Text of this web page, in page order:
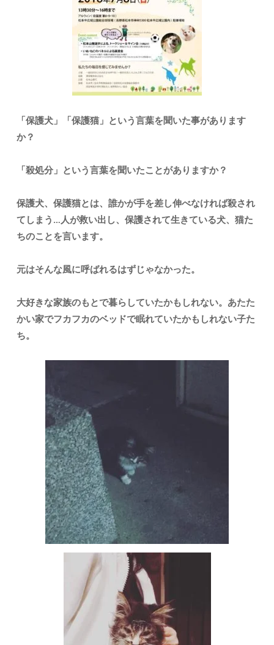
「保護犬」「保護猫」という言葉を聞いた事があります
か？
「殺処分」という言葉を聞いたことがありますか？
保護犬、保護猫とは、誰かが手を差し伸べなければ殺され
てしまう…人が救い出し、保護されて生きている犬、猫た
ちのことを言います。
元はそんな風に呼ばれるはずじゃなかった。
大好きな家族のもとで暮らしていたかもしれない。あたた
かい家でフカフカのベッドで眠れていたかもしれない子た
ち。